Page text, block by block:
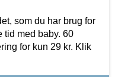
som du har brug for
tid med baby. 60
for kun 29 kr. Klik